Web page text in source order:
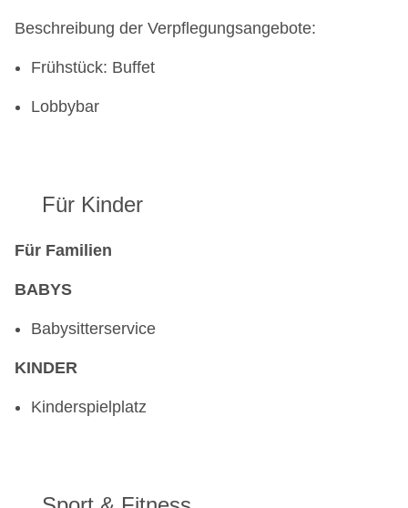
Beschreibung der Verpflegungsangebote:
Frühstück: Buffet
Lobbybar
Für Kinder
Für Familien
BABYS
Babysitterservice
KINDER
Kinderspielplatz